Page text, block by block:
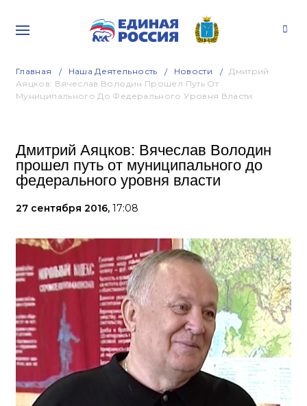
Главная Наша Деятельность Новости
Дмитрий
Аяцков: Вячеслав Володин Прошел Путь От
Муниципального До Федерального Уровня Власти
Дмитрий Аяцков: Вячеслав Володин
прошел путь от муниципального до
федерального уровня власти
27 сентября 2016, 17:08